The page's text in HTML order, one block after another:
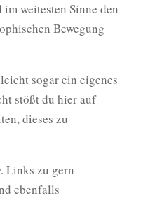
weitesten Sinne den
Bewegung
sogar ein eigenes
stößt du hier auf
dieses zu
Links zu gern
ebenfalls